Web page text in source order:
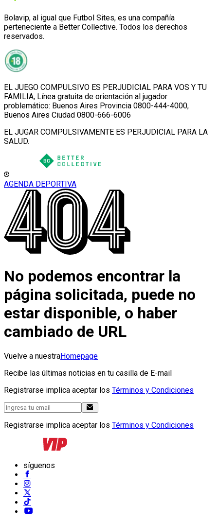
Bolavip, al igual que Futbol Sites, es una compañía
perteneciente a Better Collective. Todos los derechos
reservados.
EL JUEGO COMPULSIVO ES PERJUDICIAL PARA VOS Y TU
FAMILIA, Línea gratuita de orientación al jugador
problemático: Buenos Aires Provincia 0800-444-4000,
Buenos Aires Ciudad 0800-666-6006
EL JUGAR COMPULSIVAMENTE ES PERJUDICIAL PARA LA
SALUD.
AGENDA DEPORTIVA
No podemos encontrar la
página solicitada, puede no
estar disponible, o haber
cambiado de URL
Vuelve a nuestraHomepage
Recibe las últimas noticias en tu casilla de E-mail
Registrarse implica aceptar los Términos y Condiciones
Registrarse implica aceptar los Términos y Condiciones
síguenos